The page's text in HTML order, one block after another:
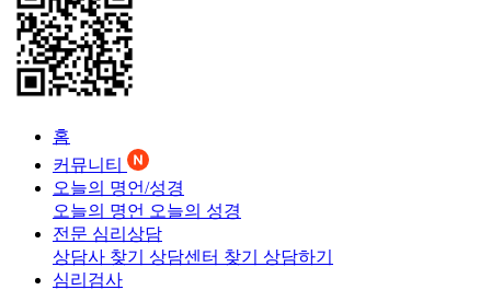
홈
커뮤니티
오늘의 명언/성경
오늘의 명언 오늘의 성경
전문 심리상담
상담사 찾기 상담센터 찾기 상담하기
심리검사